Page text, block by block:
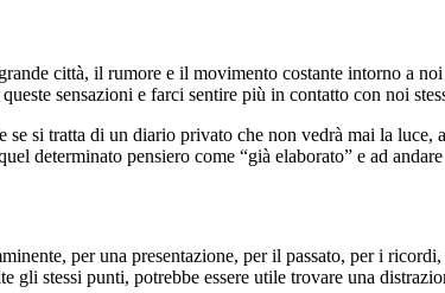
città, il rumore e il movimento costante intorno a
sensazioni e farci sentire più in contatto con noi
si tratta di un diario privato che non vedrà mai la
determinato pensiero come “già elaborato” e ad
per una presentazione, per il passato, per i
gli stessi punti, potrebbe essere utile trovare una